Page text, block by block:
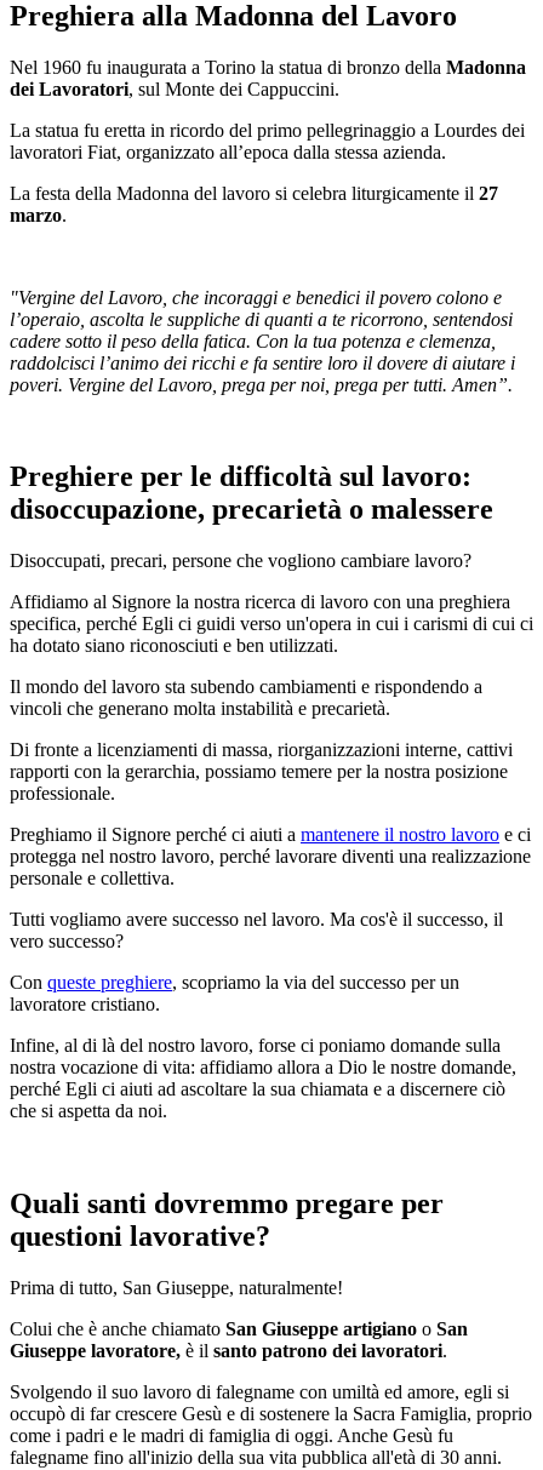
Preghiera alla Madonna del Lavoro
Nel 1960 fu inaugurata a Torino la statua di bronzo della Madonna
dei Lavoratori, sul Monte dei Cappuccini.
La statua fu eretta in ricordo del primo pellegrinaggio a Lourdes dei
lavoratori Fiat, organizzato all’epoca dalla stessa azienda.
La festa della Madonna del lavoro si celebra liturgicamente il 27
marzo.
"Vergine del Lavoro, che incoraggi e benedici il povero colono e
l’operaio, ascolta le suppliche di quanti a te ricorrono, sentendosi
cadere sotto il peso della fatica. Con la tua potenza e clemenza,
raddolcisci l’animo dei ricchi e fa sentire loro il dovere di aiutare i
poveri. Vergine del Lavoro, prega per noi, prega per tutti. Amen”.
Preghiere per le difficoltà sul lavoro:
disoccupazione, precarietà o malessere
Disoccupati, precari, persone che vogliono cambiare lavoro?
Affidiamo al Signore la nostra ricerca di lavoro con una preghiera
specifica, perché Egli ci guidi verso un'opera in cui i carismi di cui ci
ha dotato siano riconosciuti e ben utilizzati.
Il mondo del lavoro sta subendo cambiamenti e rispondendo a
vincoli che generano molta instabilità e precarietà.
Di fronte a licenziamenti di massa, riorganizzazioni interne, cattivi
rapporti con la gerarchia, possiamo temere per la nostra posizione
professionale.
Preghiamo il Signore perché ci aiuti a mantenere il nostro lavoro e ci
protegga nel nostro lavoro, perché lavorare diventi una realizzazione
personale e collettiva.
Tutti vogliamo avere successo nel lavoro. Ma cos'è il successo, il
vero successo?
Con queste preghiere, scopriamo la via del successo per un
lavoratore cristiano.
Infine, al di là del nostro lavoro, forse ci poniamo domande sulla
nostra vocazione di vita: affidiamo allora a Dio le nostre domande,
perché Egli ci aiuti ad ascoltare la sua chiamata e a discernere ciò
che si aspetta da noi.
Quali santi dovremmo pregare per
questioni lavorative?
Prima di tutto, San Giuseppe, naturalmente!
Colui che è anche chiamato San Giuseppe artigiano o San
Giuseppe lavoratore, è il santo patrono dei lavoratori.
Svolgendo il suo lavoro di falegname con umiltà ed amore, egli si
occupò di far crescere Gesù e di sostenere la Sacra Famiglia, proprio
come i padri e le madri di famiglia di oggi. Anche Gesù fu
falegname fino all'inizio della sua vita pubblica all'età di 30 anni.